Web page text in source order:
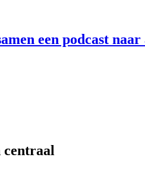
een podcast
centraal